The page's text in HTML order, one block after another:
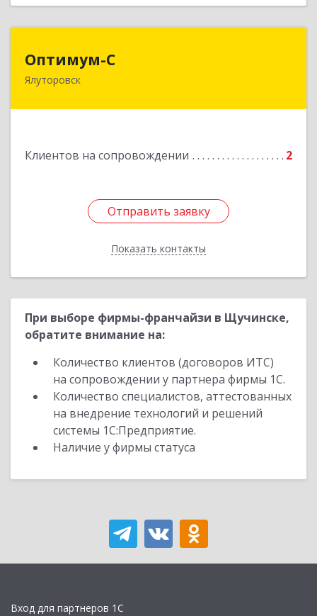
Оптимум-С
Ялуторовск
Клиентов на сопровождении 2
Отправить заявку
Показать контакты
Отправить заявку
Назад
При выборе фирмы-франчайзи в Щучинске,
обратите внимание на:
Количество клиентов (договоров ИТС)
на сопровождении у партнера фирмы 1С.
Количество специалистов, аттестованных
на внедрение технологий и решений
системы 1С:Предприятие.
Наличие у фирмы статуса
Вход для партнеров 1С